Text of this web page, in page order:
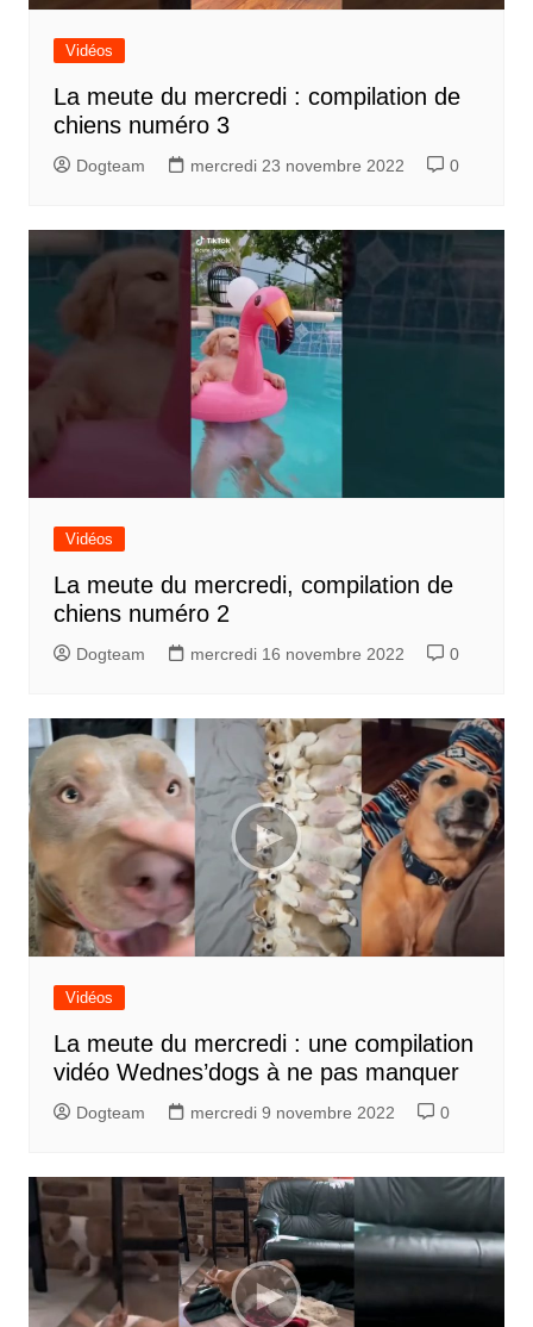
Vidéos
La meute du mercredi : compilation de
chiens numéro 3
Dogteam mercredi 23 novembre 2022 0
Vidéos
La meute du mercredi, compilation de
chiens numéro 2
Dogteam mercredi 16 novembre 2022 0
Vidéos
La meute du mercredi : une compilation
vidéo Wednes’dogs à ne pas manquer
Dogteam mercredi 9 novembre 2022 0